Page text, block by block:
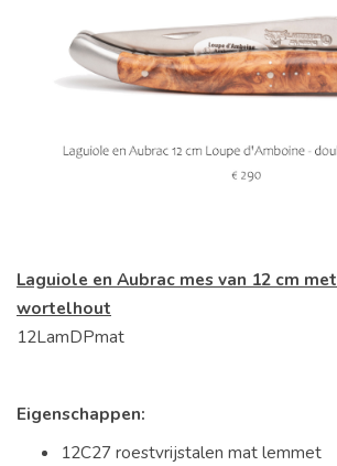
Laguiole en Aubrac mes van 12 cm
wortelhout
12LamDPmat
Eigenschappen:
12C27 roestvrijstalen mat lemmet